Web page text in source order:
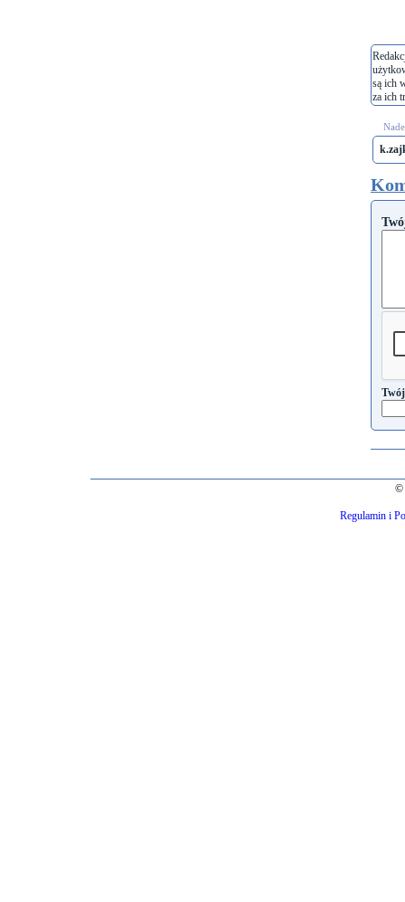
są ich
za ich
©
Regulamin i